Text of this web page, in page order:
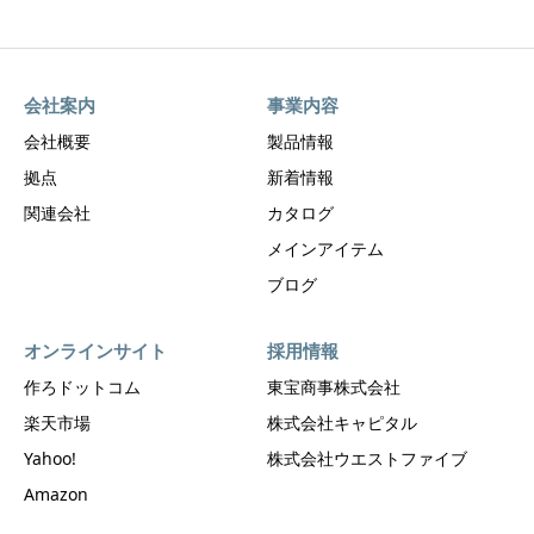
会社案内
会社概要
拠点
関連会社
事業内容
製品情報
新着情報
カタログ
メインアイテム
ブログ
オンラインサイト
作ろドットコム
楽天市場
Yahoo!
Amazon
採用情報
東宝商事株式会社
株式会社キャピタル
株式会社ウエストファイブ